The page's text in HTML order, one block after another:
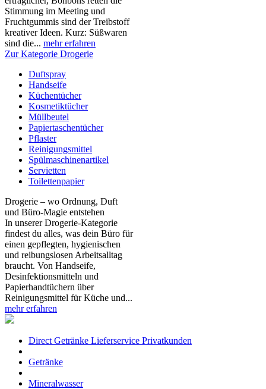
Stimmung im Meeting und
Fruchtgummis sind der Treibstoff
kreativer Ideen. Kurz: Süßwaren
sind die... mehr erfahren
Zur Kategorie Drogerie
Duftspray
Handseife
Küchentücher
Kosmetiktücher
Müllbeutel
Papiertaschentücher
Pflaster
Reinigungsmittel
Spülmaschinenartikel
Servietten
Toilettenpapier
Drogerie – wo Ordnung, Duft
und Büro‑Magie entstehen
In unserer Drogerie‑Kategorie
findest du alles, was dein Büro für
einen gepflegten, hygienischen
und reibungslosen Arbeitsalltag
braucht. Von Handseife,
Desinfektionsmitteln und
Papierhandtüchern über
Reinigungsmittel für Küche und...
mehr erfahren
Direct Getränke Lieferservice Privatkunden
Getränke
Mineralwasser